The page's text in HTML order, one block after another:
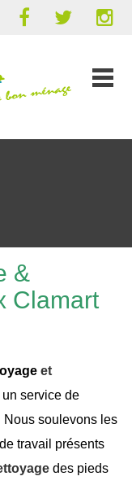
&
Clamart
et
service de
Nous soulevons les
travail présents
des pieds